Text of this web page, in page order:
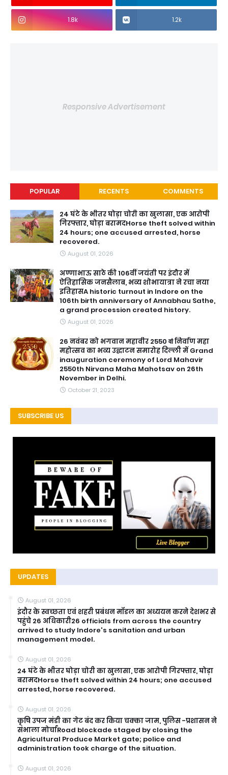
1.8k 1.2k
Responsive Advertisement
POPULAR RECENTS COMMENTS
24 घंटे के भीतर घोड़ा चोरी का खुलासा, एक आरोपी
गिरफ्तार, घोड़ा बरामदHorse theft solved within
24 hours; one accused arrested, horse
recovered.
August 01, 2026
अण्णाभाऊ साठे की 106वीं जयंती पर इंदौर में
ऐतिहासिक जनसैलाब, भव्य शोभायात्रा ने रचा नया
इतिहासA historic turnout in Indore on the
106th birth anniversary of Annabhau Sathe,
a grand procession created history.
August 01, 2026
26 नवंबर को भगवान महावीर 2550 वाऺ निर्वाण महा
महोत्सव का भव्य उद्घाटन समारोह दिल्ली में Grand
inauguration ceremony of Lord Mahavir
2550th Nirvana Maha Mahotsav on 26th
November in Delhi.
October 21, 2023
SUBSCRIBE US
UPDATES
August 01, 2026
इंदौर के स्वच्छता एवं शहरी प्रबंधन मॉडल का अध्ययन करने देशभर से
पहुंचे 26 अधिकारी26 officials from across the country
arrived to study Indore's sanitation and urban
management model.
August 01, 2026
24 घंटे के भीतर घोड़ा चोरी का खुलासा, एक आरोपी गिरफ्तार, घोड़ा
बरामदHorse theft solved within 24 hours; one accused
arrested, horse recovered.
August 01, 2026
कृषि उपज मंडी का गेट बंद कर किया चक्का जाम, पुलिस -प्रशासन ने
संभाला मोर्चाRoad blockade staged by closing the
Agricultural Produce Market gate; police and
administration took charge of the situation.
August 01, 2026